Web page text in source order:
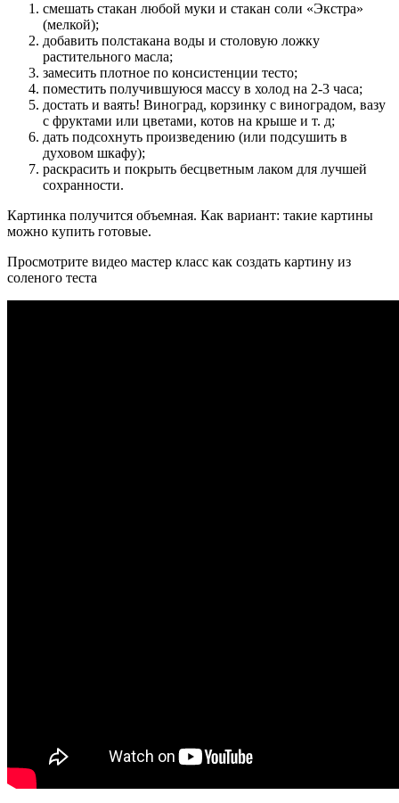
смешать стакан любой муки и стакан соли «Экстра»
(мелкой);
добавить полстакана воды и столовую ложку
растительного масла;
замесить плотное по консистенции тесто;
поместить получившуюся массу в холод на 2-3 часа;
достать и ваять! Виноград, корзинку с виноградом, вазу
с фруктами или цветами, котов на крыше и т. д;
дать подсохнуть произведению (или подсушить в
духовом шкафу);
раскрасить и покрыть бесцветным лаком для лучшей
сохранности.
Картинка получится объемная. Как вариант: такие картины
можно купить готовые.
Просмотрите видео мастер класс как создать картину из
соленого теста